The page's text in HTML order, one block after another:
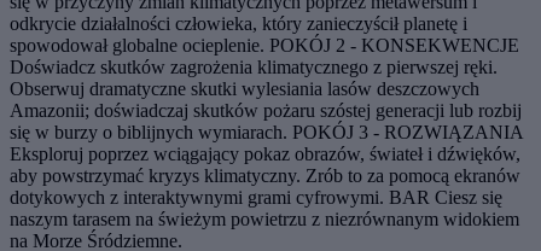
odkrycie działalności człowieka, który zanieczyścił planetę i
spowodował globalne ocieplenie. POKÓJ 2 - KONSEKWENCJE
Doświadcz skutków zagrożenia klimatycznego z pierwszej ręki.
Obserwuj dramatyczne skutki wylesiania lasów deszczowych
Amazonii; doświadczaj skutków pożaru szóstej generacji lub rozbij
się w burzy o biblijnych wymiarach. POKÓJ 3 - ROZWIĄZANIA
Eksploruj poprzez wciągający pokaz obrazów, świateł i dźwięków,
aby powstrzymać kryzys klimatyczny. Zrób to za pomocą ekranów
dotykowych z interaktywnymi grami cyfrowymi. BAR Ciesz się
naszym tarasem na świeżym powietrzu z niezrównanym widokiem
na Morze Śródziemne.